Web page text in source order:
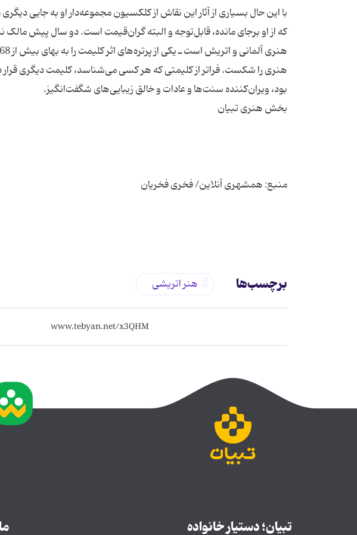
با این حال بسیاری از آثار این نقاش از کلکسیون مجموعه‌دار او به جایی
که از او برجای مانده، قابل‌توجه و البته گران‌قیمت است. دو سال پیش مالک
هنری را شکست. فراتر از کلیمتی که هر کسی می‌شناسد، کلیمت دیگری قرار
برچسب‌ها هنر اتریشی
تبیان؛ دستیار خانواده